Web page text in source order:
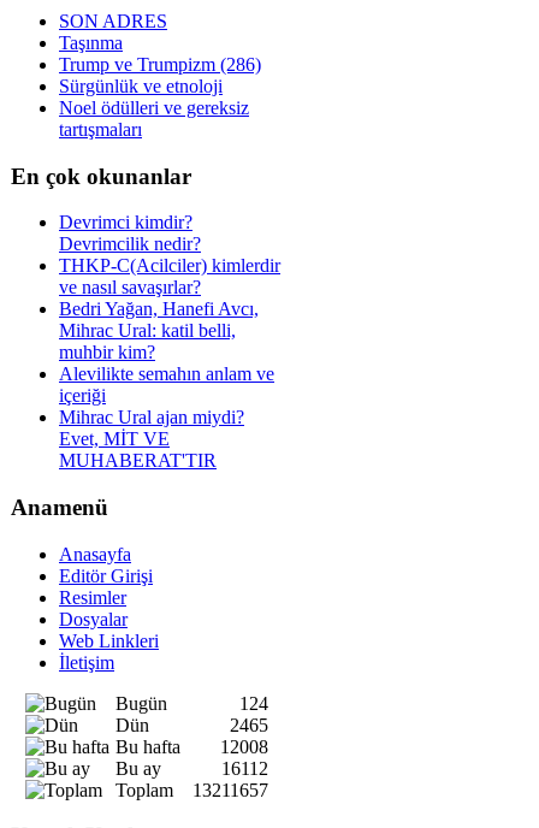
SON ADRES
Taşınma
Trump ve Trumpizm (286)
Sürgünlük ve etnoloji
Noel ödülleri ve gereksiz
tartışmaları
En çok okunanlar
Devrimci kimdir?
Devrimcilik nedir?
THKP-C(Acilciler) kimlerdir
ve nasıl savaşırlar?
Bedri Yağan, Hanefi Avcı,
Mihrac Ural: katil belli,
muhbir kim?
Alevilikte semahın anlam ve
içeriği
Mihrac Ural ajan miydi?
Evet, MİT VE
MUHABERAT'TIR
Anamenü
Anasayfa
Editör Girişi
Resimler
Dosyalar
Web Linkleri
İletişim
Bugün
124
Dün
2465
Bu hafta
12008
Bu ay
16112
Toplam
13211657